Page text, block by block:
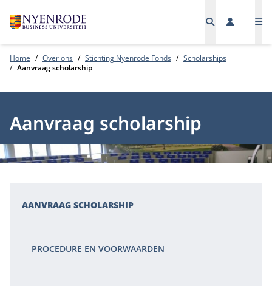
Home Over ons Stichting Nyenrode Fonds
Scholarships
Aanvraag scholarship
Aanvraag scholarship
AANVRAAG SCHOLARSHIP
PROCEDURE EN VOORWAARDEN